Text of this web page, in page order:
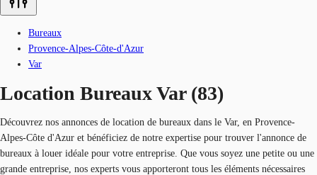
Bureaux
Provence-Alpes-Côte-d'Azur
Var
Location Bureaux Var (83)
Découvrez nos annonces de location de bureaux dans le Var, en Provence-
Alpes-Côte d'Azur et bénéficiez de notre expertise pour trouver l'annonce de
bureaux à louer idéale pour votre entreprise. Que vous soyez une petite ou une
grande entreprise, nos experts vous apporteront tous les éléments nécessaires